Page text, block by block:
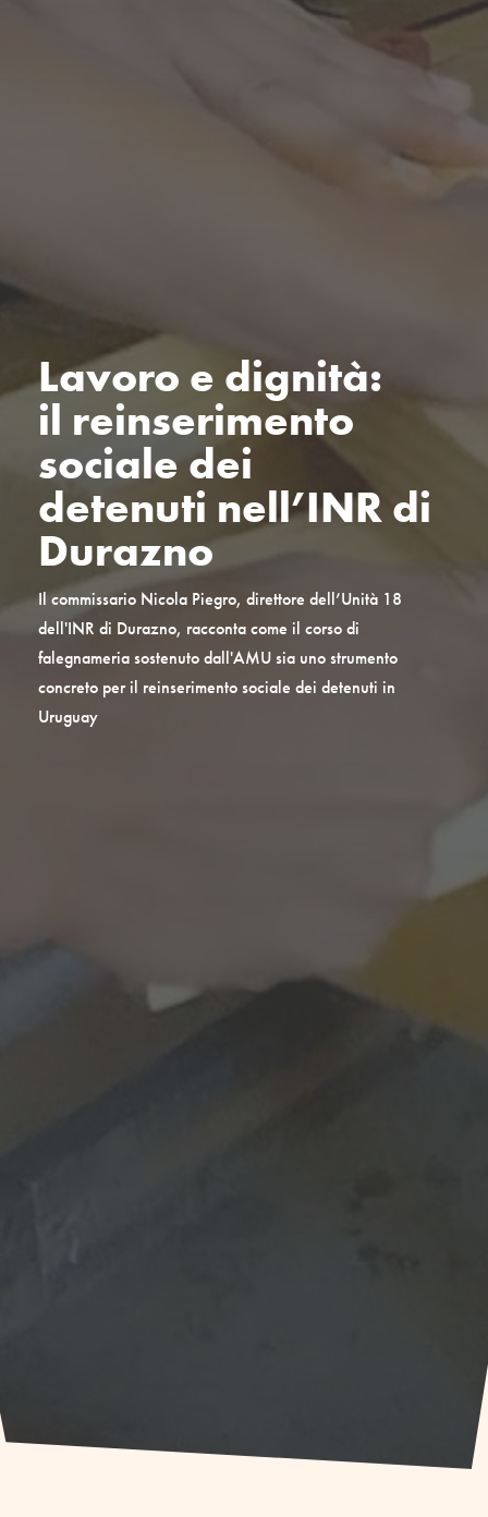
Lavoro e dignità:
il reinserimento
sociale dei
detenuti nell’INR di
Durazno
Il commissario Nicola Piegro, direttore dell’Unità 18
dell'INR di Durazno, racconta come il corso di
falegnameria sostenuto dall'AMU sia uno strumento
concreto per il reinserimento sociale dei detenuti in
Uruguay